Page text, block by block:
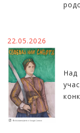
22.05.2026
Над